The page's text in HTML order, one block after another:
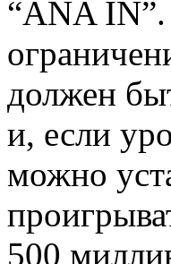
“ANA IN”.
должен
и, если
можно
500